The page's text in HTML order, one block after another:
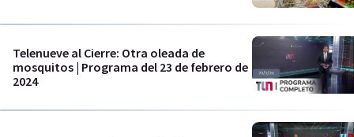
Telenueve al Cierre: Otra oleada de
mosquitos | Programa del 23 de febrero de
2024